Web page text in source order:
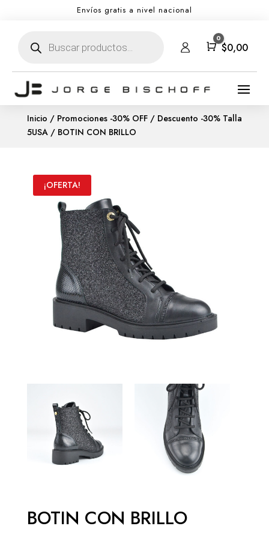
Envíos gratis a nivel nacional
productos Carro
0
$0,00
Inicio / Promociones -30% OFF/ Descuento -30% Talla
5USA/ BOTIN CON BRILLO
¡OFERTA!
BOTIN CON BRILLO